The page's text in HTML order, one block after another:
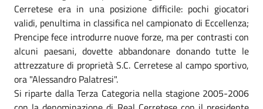
Cerretese era in una posizione difficile: pochi giocatori
validi, penultima in classifica nel campionato di Eccellenza;
Prencipe fece introdurre nuove forze, ma per contrasti con
alcuni paesani, dovette abbandonare donando tutte le
attrezzature di proprietà S.C. Cerretese al campo sportivo,
ora "Alessandro Palatresi".
Si riparte dalla Terza Categoria nella stagione 2005-2006